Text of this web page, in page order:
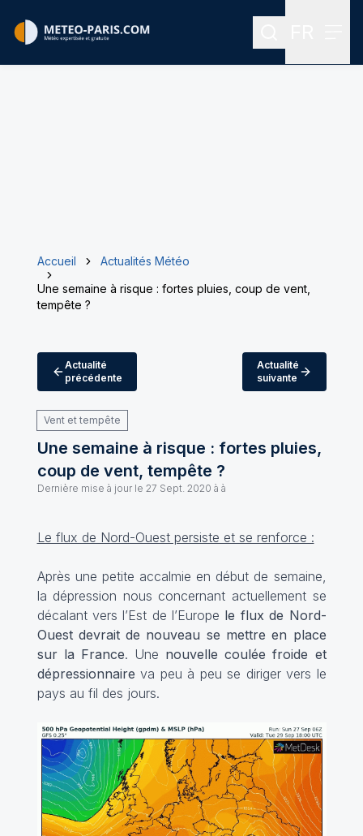
Rechercher
Accueil
Actualités Météo
Une semaine à risque : fortes pluies, coup de vent,
tempête ?
Actualité
précédente
Actualité
suivante
Vent et tempête
Une semaine à risque : fortes pluies,
coup de vent, tempête ?
Dernière mise à jour le 27 Sept. 2020 à à
Le flux de Nord-Ouest persiste et se renforce :
Après une petite accalmie en début de semaine,
la dépression nous concernant actuellement se
décalant vers l’Est de l’Europe le flux de Nord-
Ouest devrait de nouveau se mettre en place
sur la France. Une nouvelle coulée froide et
dépressionnaire va peu à peu se diriger vers le
pays au fil des jours.